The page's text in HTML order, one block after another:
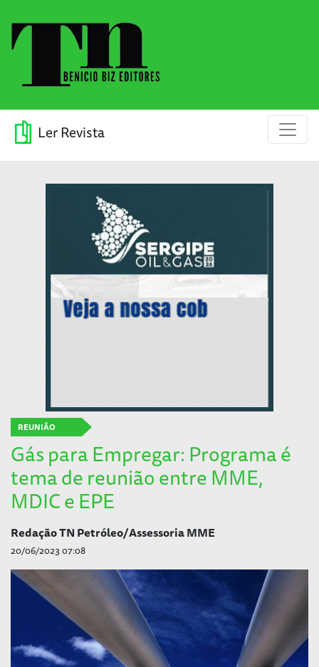
Ler Revista
REUNIÃO
Gás para Empregar: Programa é
tema de reunião entre MME,
MDIC e EPE
Redação TN Petróleo/Assessoria MME
20/06/2023 07:08